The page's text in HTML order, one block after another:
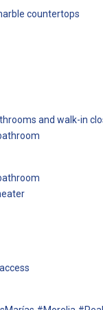
countertops
and walk-in